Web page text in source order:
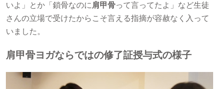
いよ」とか「鎖骨なのに肩甲骨って言ってたよ」など生徒
さんの立場で受けたからこそ言える指摘が容赦なく入って
いました。
肩甲骨ヨガならではの修了証授与式の様子